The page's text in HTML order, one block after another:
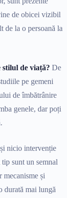
de obicei vizibil
de la o persoană la
stilul de viață? De
pe gemeni
de îmbătrânire
genele, dar poți
nicio intervenție
sunt un semnal
mecanisme și
durată mai lungă